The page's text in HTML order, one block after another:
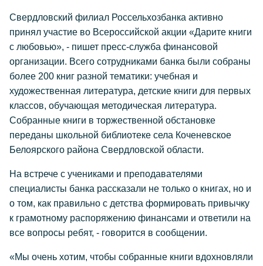
Свердловский филиал Россельхозбанка активно
принял участие во Всероссийской акции «Дарите книги
с любовью», - пишет пресс-служба финансовой
организации. Всего сотрудниками банка были собраны
более 200 книг разной тематики: учебная и
художественная литература, детские книги для первых
классов, обучающая методическая литература.
Собранные книги в торжественной обстановке
переданы школьной библиотеке села Коченевское
Белоярского района Свердловской области.
На встрече с учениками и преподавателями
специалисты банка рассказали не только о книгах, но и
о том, как правильно с детства формировать привычку
к грамотному распоряжению финансами и ответили на
все вопросы ребят, - говорится в сообщении.
«Мы очень хотим, чтобы собранные книги вдохновляли